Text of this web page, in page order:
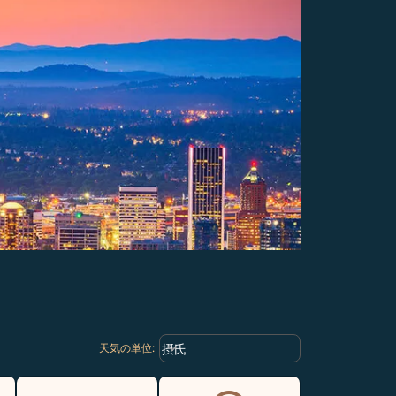
天気の単位: Weather unit option 摂氏 Selected
摂氏
keyboard_arrow_down